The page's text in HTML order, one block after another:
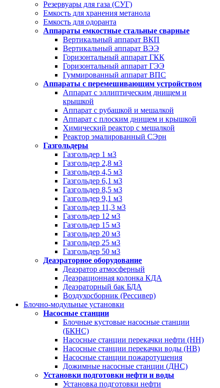
Резервуары для газа (СУГ)
Емкость для хранения метанола
Емкость для одоранта
Аппараты емкостные стальные сварные
Вертикальный аппарат ВКП
Вертикальный аппарат ВЭЭ
Горизонтальный аппарат ГКК
Горизонтальный аппарат ГЭЭ
Гуммированный аппарат ВПС
Аппараты с перемешивающим устройством
Аппарат с эллиптическим днищем и
крышкой
Аппарат с рубашкой и мешалкой
Аппарат с плоским днищем и крышкой
Химический реактор с мешалкой
Реактор эмалированный СЭрн
Газгольдеры
Газгольдер 1 м3
Газгольдер 2,8 м3
Газгольдер 4,5 м3
Газгольдер 6,1 м3
Газгольдер 8,5 м3
Газгольдер 9,1 м3
Газгольдер 11,3 м3
Газгольдер 12 м3
Газгольдер 15 м3
Газгольдер 20 м3
Газгольдер 25 м3
Газгольдер 50 м3
Деаэраторное оборудование
Деаэратор атмосферный
Деаэрационная колонка КДА
Деаэраторный бак БДА
Воздухосборник (Рессивер)
Блочно-модульные установки
Насосные станции
Блочные кустовые насосные станции
(БКНС)
Насосные станции перекачки нефти (НН)
Насосные станции перекачки воды (НВ)
Насосные станции пожаротушения
Дожимные насосные станции (ДНС)
Установки подготовки нефти и воды
Установка подготовки нефти